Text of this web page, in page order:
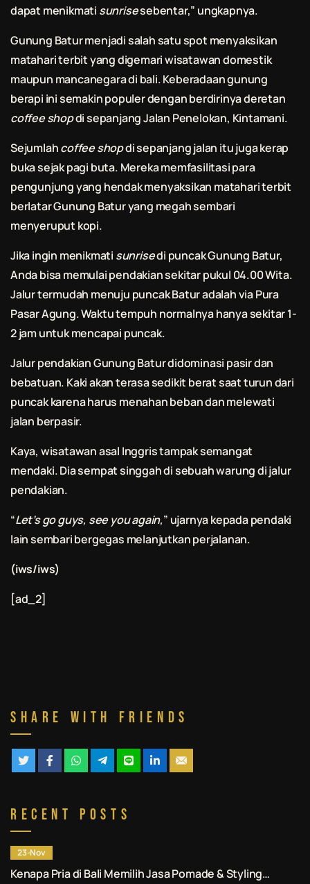
dapat menikmati sunrisesebentar,” ungkapnya.
Gunung Batur menjadi salah satu spot menyaksikan
matahari terbit yang digemari wisatawan domestik
maupun mancanegara di bali. Keberadaan gunung
berapi ini semakin populer dengan berdirinya deretan
coffee shopdi sepanjang Jalan Penelokan, Kintamani.
Sejumlahcoffee shopdi sepanjang jalan itu juga kerap
buka sejak pagi buta. Mereka memfasilitasi para
pengunjung yang hendak menyaksikan matahari terbit
berlatar Gunung Batur yang megah sembari
menyeruput kopi.
Jika ingin menikmati sunrisedi puncak Gunung Batur,
Anda bisa memulai pendakian sekitar pukul 04.00 Wita.
Jalur termudah menuju puncak Batur adalah via Pura
Pasar Agung. Waktu tempuh normalnya hanya sekitar 1-
2 jam untuk mencapai puncak.
Jalur pendakian Gunung Batur didominasi pasir dan
bebatuan. Kaki akan terasa sedikit berat saat turun dari
puncak karena harus menahan beban dan melewati
jalan berpasir.
Kaya, wisatawan asal Inggris tampak semangat
mendaki. Dia sempat singgah di sebuah warung di jalur
pendakian.
“Let’s go guys, see you again,” ujarnya kepada pendaki
lain sembari bergegas melanjutkan perjalanan.
(iws/iws)
[ad_2]
Share With Friends
Recent Posts
23-Nov
Kenapa Pria di Bali Memilih Jasa Pomade & Styling